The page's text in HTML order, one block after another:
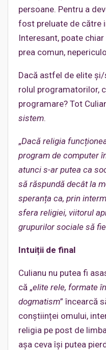
persoane. Pentru a
fost preluate de către
Interesant, poate
prea comun,
Dacă astfel de elite
rolul programatorilor,
programare? Tot
sistem.
„Dacă religia
program de computer
atunci s-ar putea ca
să răspundă decât la
speranța ca, prin
sfera religiei, viitorul
grupurilor sociale să
Intuiții de final
Culianu nu putea fi
că „elite rele, formate
dogmatism” încearcă
conștiinței omului,
religia pe post de
așa ceva își putea